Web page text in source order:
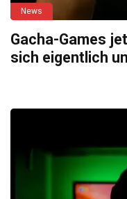
News
Gacha-Games
sich eigentlich